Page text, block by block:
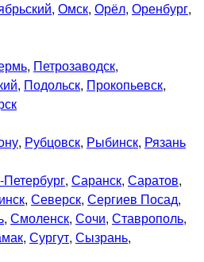
, Омск, Орёл, Оренбург,
, Петрозаводск,
, Подольск, Прокопьевск,
, Рубцовск, Рыбинск, Рязань
, Саранск, Саратов,
, Северск, Сергиев Посад,
, Смоленск, Сочи, Ставрополь,
, Сургут, Сызрань,